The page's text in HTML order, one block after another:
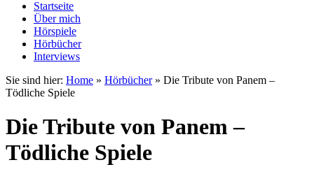
Startseite
Über mich
Hörspiele
Hörbücher
Interviews
Sie sind hier: Home » Hörbücher» Die Tribute von Panem –
Tödliche Spiele
Die Tribute von Panem –
Tödliche Spiele